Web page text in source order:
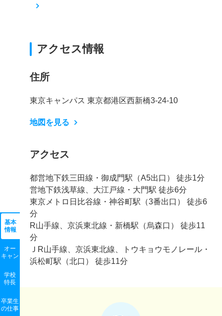
基本
情報
オー
キャン
学校
特長
卒業生
の仕事
アクセス情報
住所
東京キャンパス 東京都港区西新橋3-24-10
地図を見る
アクセス
都営地下鉄三田線・御成門駅（A5出口） 徒歩1分
営地下鉄浅草線、大江戸線・大門駅 徒歩6分
東京メトロ日比谷線・神谷町駅（3番出口） 徒歩6
分
R山手線、京浜東北線・新橋駅（烏森口） 徒歩11
分
ＪR山手線、京浜東北線、トウキョウモノレール・
浜松町駅（北口） 徒歩11分